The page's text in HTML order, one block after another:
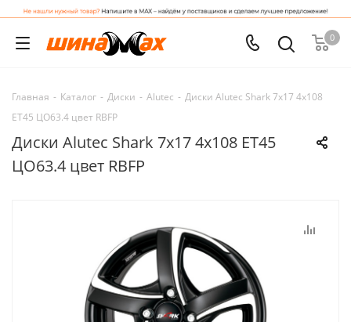
0
Главная - Каталог - Диски - Alutec - Диски Alutec Shark 7x17 4x108
ET45 ЦО63.4 цвет RBFP
Диски Alutec Shark 7x17 4x108 ET45
ЦО63.4 цвет RBFP